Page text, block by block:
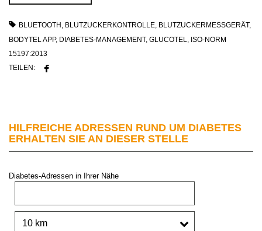
BLUETOOTH , BLUTZUCKERKONTROLLE, BLUTZUCKERMESSGERÄT,
BODYTEL APP, DIABETES-MANAGEMENT, GLUCOTEL, ISO-NORM
15197:2013
TEILEN:
HILFREICHE ADRESSEN RUND UM DIABETES
ERHALTEN SIE AN DIESER STELLE
Diabetes-Adressen in Ihrer Nähe